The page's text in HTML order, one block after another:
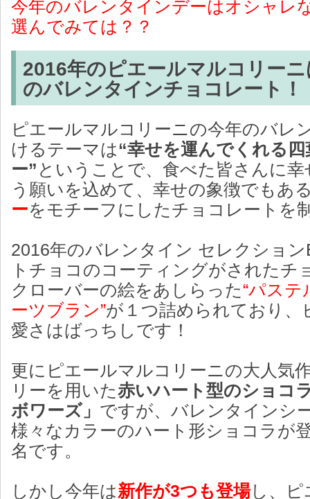
今年のバレンタインデーはオシャレ
選んでみては？？
2016年のピエールマルコリー
のバレンタインチョコレート！
ピエールマルコリーニの今年のバレ
けるテーマは“幸せを運んでくれる
ー” ということで、食べた皆さんに
う願いを込めて、幸せの象徴でもあ
ーをモチーフにしたチョコレートを
2016年のバレンタイン セレクショ
トチョコのコーティングがされたチ
クローバーの絵をあしらった“パス
ーツブラン”が１つ詰められており、
愛さはばっちしです！
更にピエールマルコリーニの大人気
リーを用いた赤いハート型のショコ
ボワーズ」 ですが、バレンタインシ
様々なカラーのハート形ショコラが
名です。
しかし今年は新作が3つも登場し、ピ